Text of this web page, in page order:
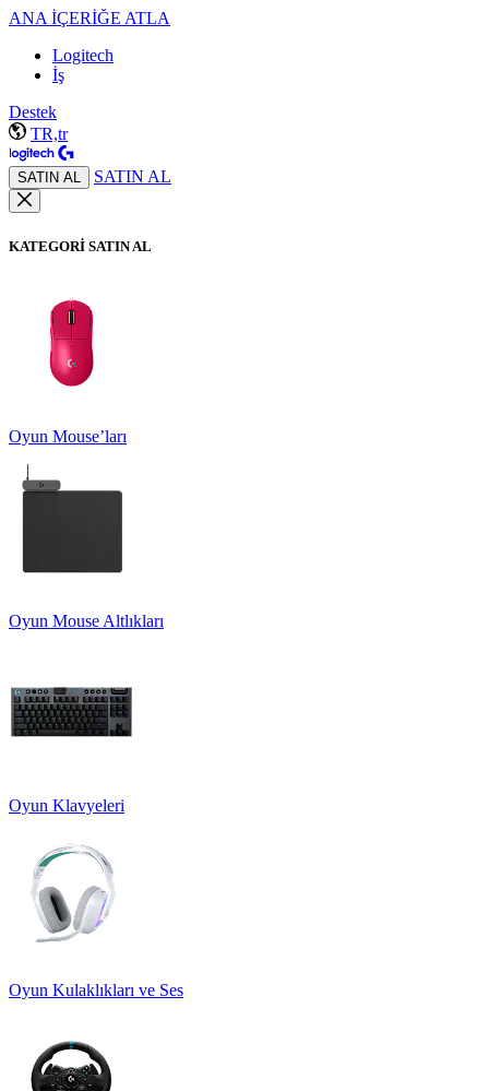
ANA İÇERİĞE ATLA
Logitech
İş
Destek
TR,tr
SATIN AL SATIN AL
KATEGORİ SATIN AL
Oyun Mouse’ları
Oyun Mouse Altlıkları
Oyun Klavyeleri
Oyun Kulaklıkları ve Ses